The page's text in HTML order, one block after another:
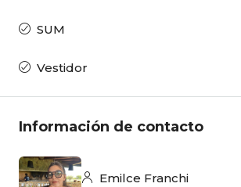
SUM
Vestidor
Información de contacto
Emilce Franchi